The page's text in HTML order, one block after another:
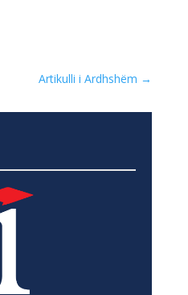
Artikulli i Ardhshëm →